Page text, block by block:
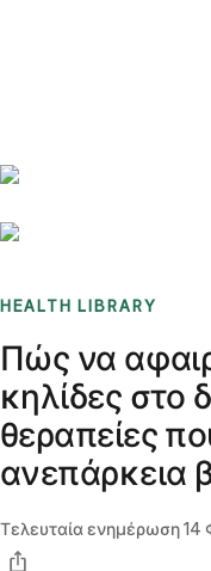
HEALTH LIBRARY
Πώς να
κηλίδες στο
θεραπείες
ανεπάρκεια
Τελευταία ενημέρωση14